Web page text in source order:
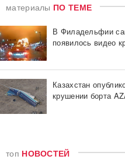
материалы ПО ТЕМЕ
В Филадельфии
появилось видео
Казахстан
крушении борта
топ НОВОСТЕЙ